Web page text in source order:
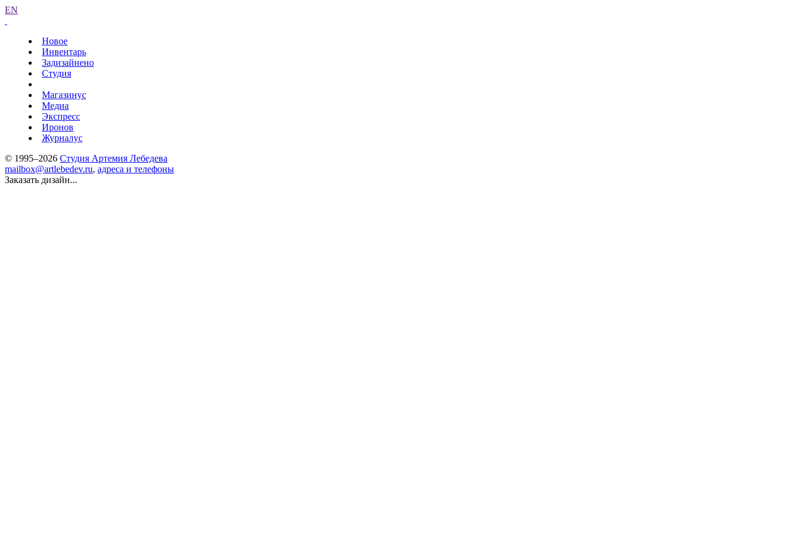
EN
Новое
Инвентарь
Задизайнено
Студия
Магазинус
Медиа
Экспресс
Иронов
Журналус
© 1995–2026 Студия Артемия Лебедева
mailbox@artlebedev.ru, адреса и телефоны
Заказать дизайн...